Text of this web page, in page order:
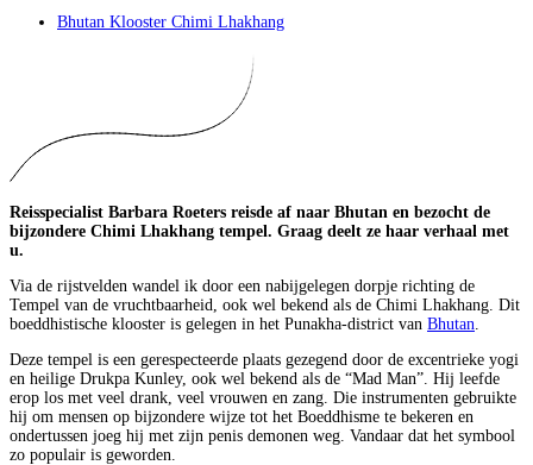
Bhutan Klooster Chimi Lhakhang
Reisspecialist Barbara Roeters reisde af naar Bhutan en bezocht de
bijzondere Chimi Lhakhang tempel. Graag deelt ze haar verhaal met
u.
Via de rijstvelden wandel ik door een nabijgelegen dorpje richting de
Tempel van de vruchtbaarheid, ook wel bekend als de Chimi Lhakhang. Dit
boeddhistische klooster is gelegen in het Punakha-district van Bhutan
Deze tempel is een gerespecteerde plaats gezegend door de excentrieke yogi
en heilige Drukpa Kunley, ook wel bekend als de “Mad Man”. Hij leefde
erop los met veel drank, veel vrouwen en zang. Die instrumenten gebruikte
hij om mensen op bijzondere wijze tot het Boeddhisme te bekeren en
ondertussen joeg hij met zijn penis demonen weg. Vandaar dat het symbool
zo populair is geworden.